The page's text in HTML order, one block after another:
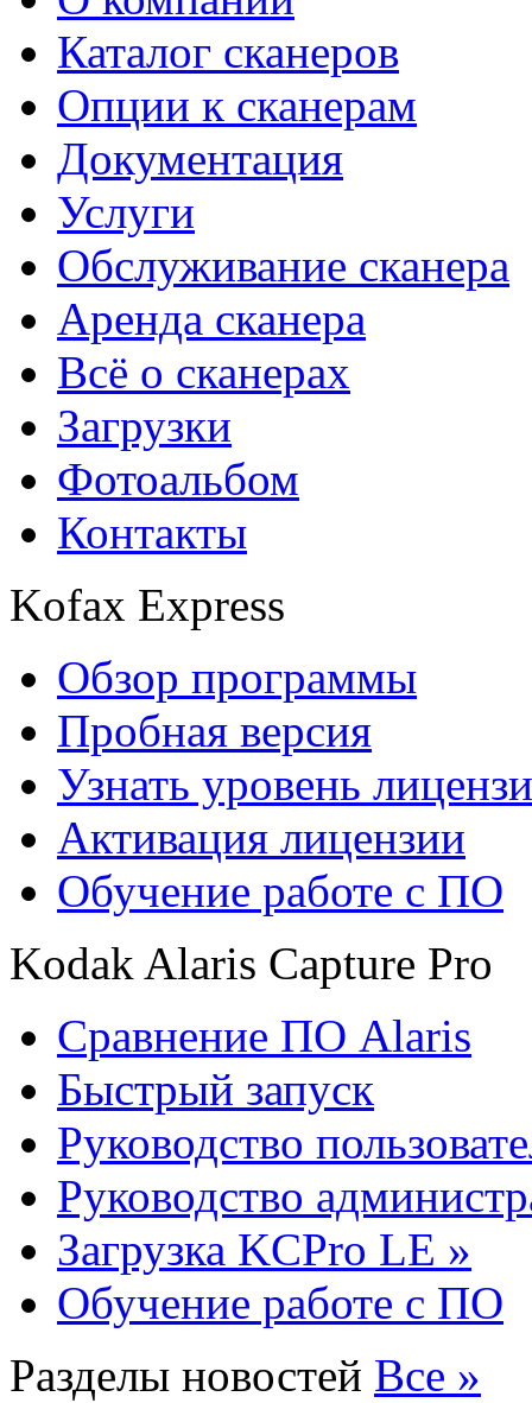
Каталог сканеров
Опции к сканерам
Документация
Услуги
Обслуживание сканера
Аренда сканера
Всё о сканерах
Загрузки
Фотоальбом
Контакты
Kofax Express
Обзор программы
Пробная версия
Узнать уровень
Активация лицензии
Обучение работе с ПО
Kodak Alaris Capture Pro
Сравнение ПО Alaris
Быстрый запуск
Руководство
Руководство
Загрузка KCPro LE »
Обучение работе с ПО
Разделы новостей Все »